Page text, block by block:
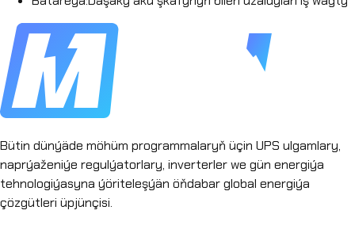
Bütin dünýäde möhüm programmalaryň üçin UPS ulgamlary,
naprýaženiýe regulýatorlary, inverterler we gün energiýa
tehnologiýasyna ýöriteleşýän öňdabar global energiýa
çözgütleri üpjünçisi.